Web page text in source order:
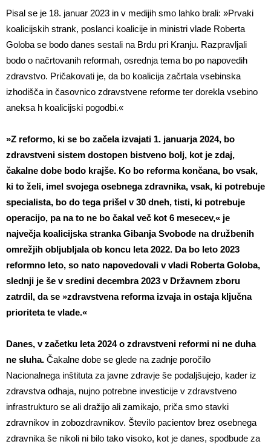
Pisal se je 18. januar 2023 in v medijih smo lahko brali: »Prvaki
koalicijskih strank, poslanci koalicije in ministri vlade Roberta
Goloba se bodo danes sestali na Brdu pri Kranju. Razpravljali
bodo o načrtovanih reformah, osrednja tema bo po napovedih
zdravstvo. Pričakovati je, da bo koalicija začrtala vsebinska
izhodišča in časovnico zdravstvene reforme ter dorekla vsebino
aneksa h koalicijski pogodbi.«
»Z reformo, ki se bo začela izvajati 1. januarja 2024, bo
zdravstveni sistem dostopen bistveno bolj, kot je zdaj,
čakalne dobe bodo krajše. Ko bo reforma končana, bo vsak,
ki to želi, imel svojega osebnega zdravnika, vsak, ki potrebuje
specialista, bo do tega prišel v 30 dneh, tisti, ki potrebuje
operacijo, pa na to ne bo čakal več kot 6 mesecev,« je
največja koalicijska stranka Gibanja Svobode na družbenih
omrežjih obljubljala ob koncu leta 2022. Da bo leto 2023
reformno leto, so nato napovedovali v vladi Roberta Goloba,
slednji je še v sredini decembra 2023 v Državnem zboru
zatrdil, da se »zdravstvena reforma izvaja in ostaja ključna
prioriteta te vlade.«
Danes, v začetku leta 2024 o zdravstveni reformi ni ne duha
ne sluha. Čakalne dobe se glede na zadnje poročilo
Nacionalnega inštituta za javne zdravje še podaljšujejo, kader iz
zdravstva odhaja, nujno potrebne investicije v zdravstveno
infrastrukturo se ali dražijo ali zamikajo, priča smo stavki
zdravnikov in zobozdravnikov. Število pacientov brez osebnega
zdravnika še nikoli ni bilo tako visoko, kot je danes, spodbude za